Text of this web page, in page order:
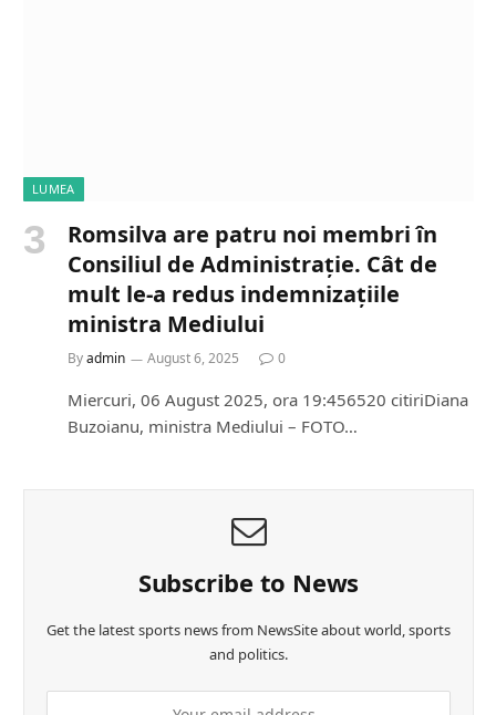
LUMEA
Romsilva are patru noi membri în
Consiliul de Administrație. Cât de
mult le-a redus indemnizațiile
ministra Mediului
Byadmin August 6, 2025 0
Miercuri, 06 August 2025, ora 19:456520 citiriDiana
Buzoianu, ministra Mediului – FOTO…
Subscribe to News
Get the latest sports news from NewsSite about world, sports
and politics.